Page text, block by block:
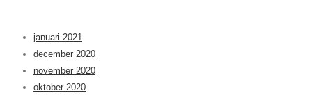
januari 2021
december 2020
november 2020
oktober 2020